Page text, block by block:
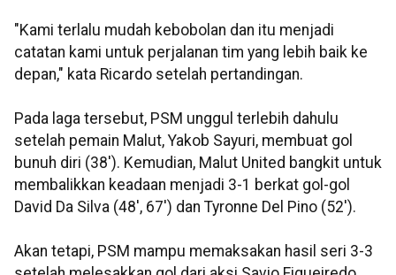
"Kami terlalu mudah kebobolan dan itu menjadi
catatan kami untuk perjalanan tim yang lebih baik ke
depan," kata Ricardo setelah pertandingan.
Pada laga tersebut, PSM unggul terlebih dahulu
setelah pemain Malut, Yakob Sayuri, membuat gol
bunuh diri (38'). Kemudian, Malut United bangkit untuk
membalikkan keadaan menjadi 3-1 berkat gol-gol
David Da Silva (48', 67') dan Tyronne Del Pino (52').
Akan tetapi, PSM mampu memaksakan hasil seri 3-3